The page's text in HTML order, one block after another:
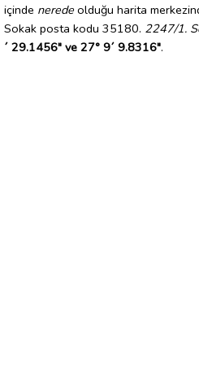
içinde nerede olduğu harita
Sokak posta kodu 35180. 2247/1.
´ 29.1456" ve 27° 9´ 9.8316".